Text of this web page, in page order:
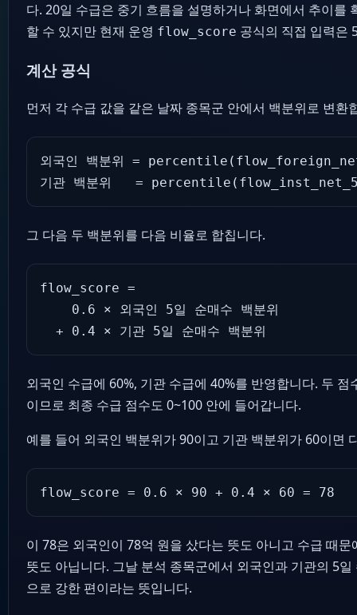
다. 20일 수급은 중기 흐름을 설명하거나 화면에서 추이를
할 수 있지만 현재 운영 flow_score 공식의 직접 입력은
계산 공식
먼저 각 수급 값을 같은 날짜 종목군 안에서 백분위로 변환
외국인 백분위 =
기관 백분위   =
그 다음 두 백분위를 다음 비율로 합칩니다.
flow_score =
    0.6 × 외국인 5일 순매수 백분위
  + 0.4 × 기관 5일 순매수 백분위
외국인 수급에 60%, 기관 수급에 40%를 반영합니다. 두 점
이므로 최종 수급 점수도 0~100 안에 들어갑니다.
예를 들어 외국인 백분위가 90이고 기관 백분위가 60이면
flow_score = 0.6 × 90 + 0.4 × 60 = 78
이 78은 외국인이 78억 원을 샀다는 뜻도 아니고 수급 때문
뜻도 아닙니다. 그날 분석 종목군에서 외국인과 기관의 5
으로 강한 편이라는 뜻입니다.